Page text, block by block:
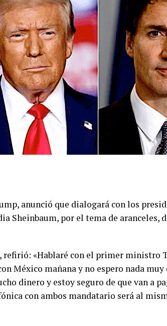
anunció que dialogará con los
Sheinbaum, por el tema de aranceles,
«Hablaré con el primer ministro
México mañana y no espero nada
dinero y estoy seguro de que van a
con ambos mandatario será al